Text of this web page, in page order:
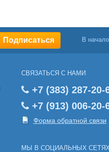
В
СВЯЗАТЬСЯ С НАМИ
+7 (383) 287-20-
+7 (913) 006-20-
Форма обратной связи
МЫ В СОЦИАЛЬНЫХ СЕТЯХ